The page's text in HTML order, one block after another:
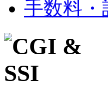
手数料・